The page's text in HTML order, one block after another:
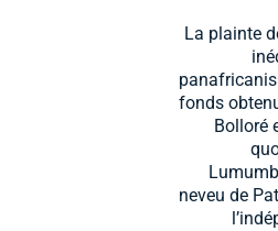
La plainte
fonds
Bolloré
neveu de